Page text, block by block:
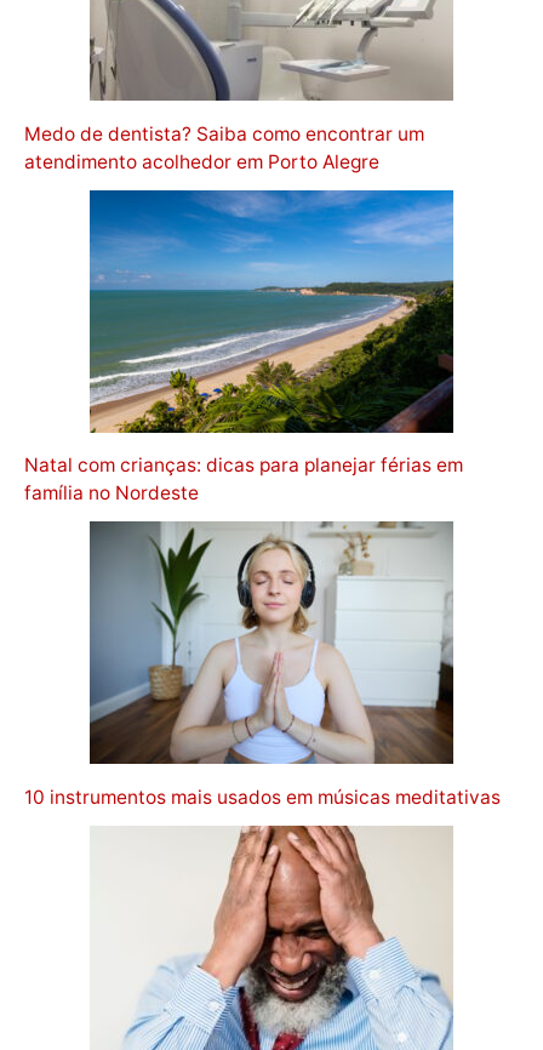
Medo de dentista? Saiba como encontrar um
atendimento acolhedor em Porto Alegre
Natal com crianças: dicas para planejar férias em
família no Nordeste
10 instrumentos mais usados em músicas meditativas